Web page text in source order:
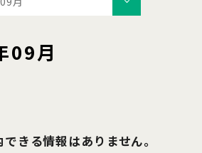
09月
きる情報はありません。